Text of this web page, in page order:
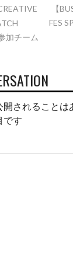
加チーム
【
FES
されることは
です